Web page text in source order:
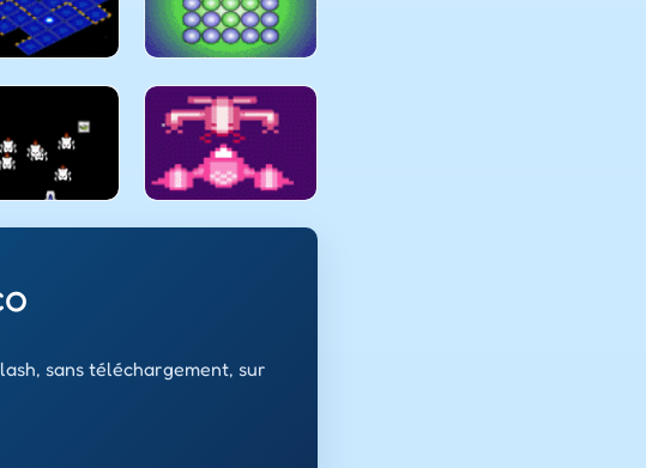
sans téléchargement, sur